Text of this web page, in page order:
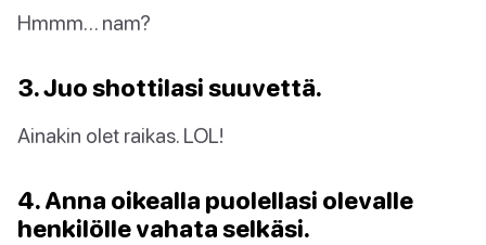
Hmmm… nam?
3. Juo shottilasi suuvettä.
Ainakin olet raikas. LOL!
4. Anna oikealla puolellasi olevalle
henkilölle vahata selkäsi.